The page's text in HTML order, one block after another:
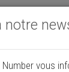
08/2026 ( il y
notre
vous